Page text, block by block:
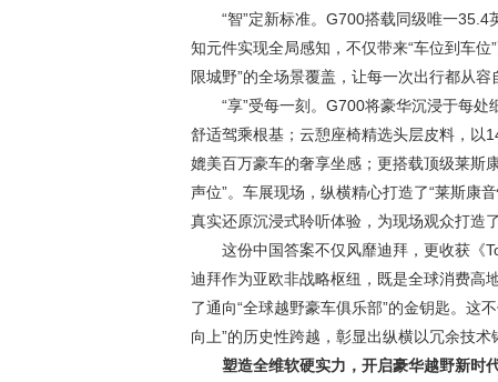
“智”定新标准。G700搭载同级唯一
知元件实现全局感知，不仅带来“车位到车
限城野”的全场景覆盖，让每一次出行都从容
“享”受每一刻。G700将豪华沉浸于每
舒适驾乘根基；云憩座椅精选头层皮料，以
媲美百万豪车的奢享坐感；更搭载顶级莱斯
声位”。车展现场，纵横精心打造了“莱斯康
真实还原沉浸式聆听体验，为现场观众打造了
这份中国答案不仅风靡迪拜，更收获《
迪拜作为亚欧非战略枢纽，既是全球消费高
了通向“全球越野豪车俱乐部”的金钥匙。这
向上”的历史性跨越，彰显出纵横以冗余技
塑造全维软硬实力，开启豪华越野新时